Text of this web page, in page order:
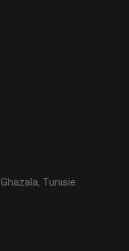
Tunisie.